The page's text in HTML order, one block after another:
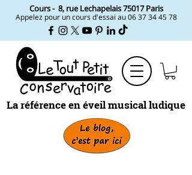
Cours - 8, rue Lechapelais ​75017 Paris
Appelez pour un cours d'essai au06 37 34 45 78
La référence en éveil musical ludique